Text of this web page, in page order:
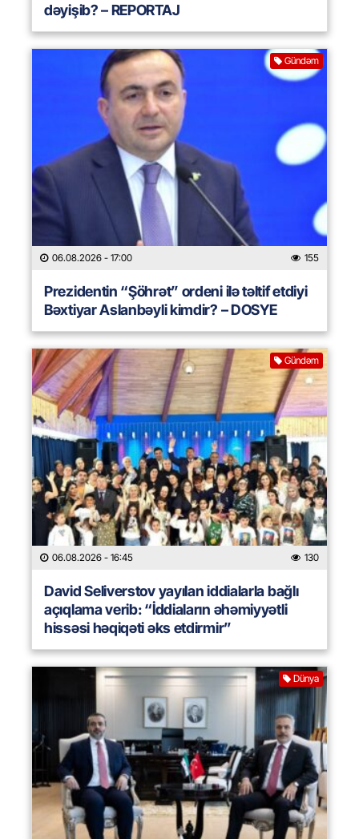
dəyişib? – REPORTAJ
Gündəm
06.08.2026 - 17:00 155
Prezidentin “Şöhrət” ordeni ilə təltif etdiyi
Bəxtiyar Aslanbəyli kimdir? – DOSYE
Gündəm
06.08.2026 - 16:45 130
David Seliverstov yayılan iddialarla bağlı
açıqlama verib: “İddiaların əhəmiyyətli
hissəsi həqiqəti əks etdirmir”
Dünya